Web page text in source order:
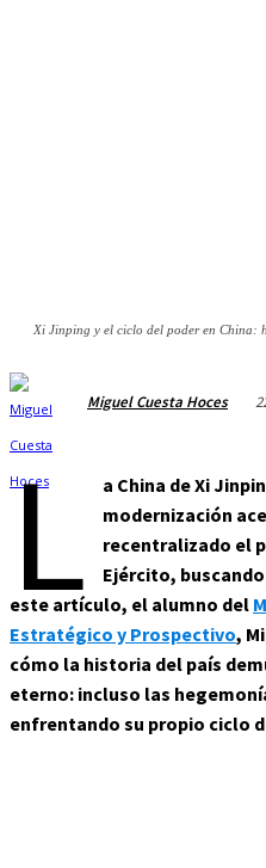
Xi Jinping y el ciclo del poder en China:
Miguel Cuesta Hoces
L
a China de Xi
modernización
recentralizado el
Ejército,
este artículo, el alumno del
Estratégico y Prospectivo,
cómo la historia del país
eterno: incluso las
enfrentando su propio ciclo